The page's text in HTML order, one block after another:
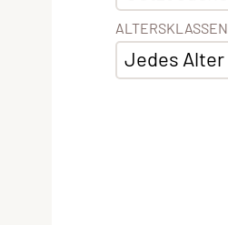
ALTERSKLASSEN
Jedes Alter